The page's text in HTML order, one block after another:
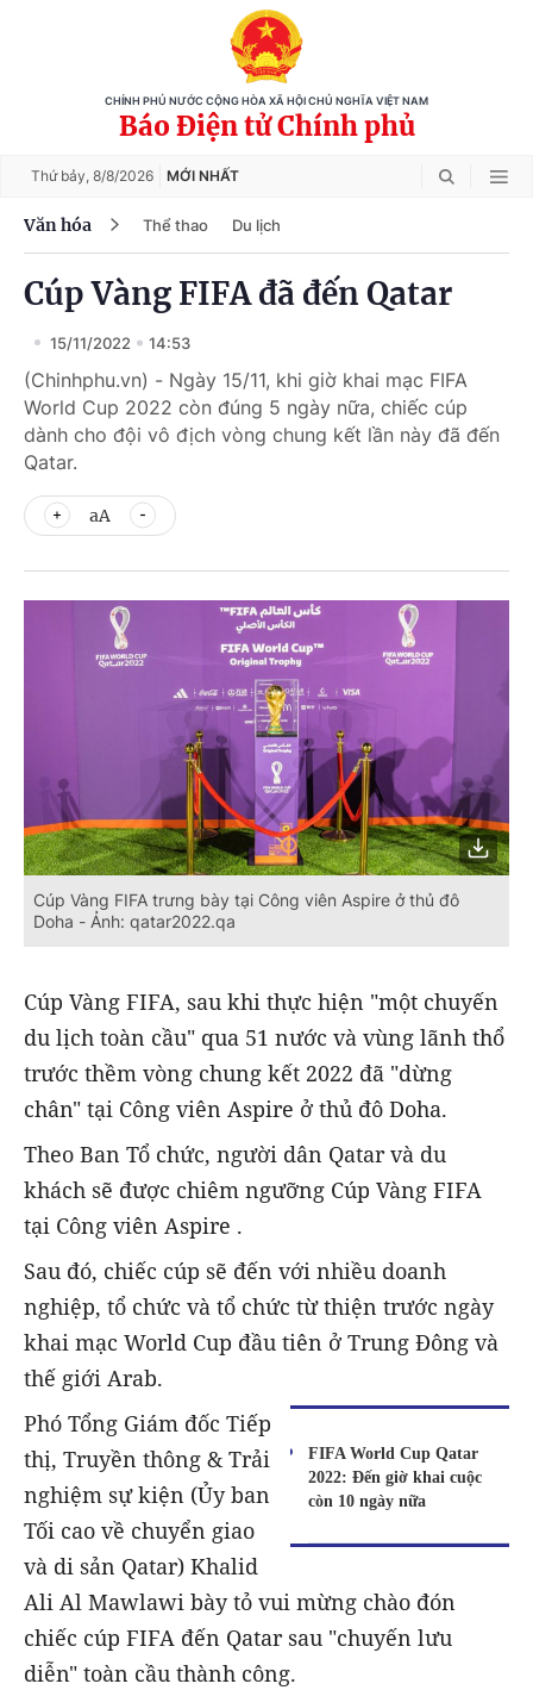
CHÍNH PHỦ NƯỚC CỘNG HÒA XÃ HỘI CHỦ NGHĨA VIỆT NAM
Báo Điện tử Chính phủ
Thứ bảy, 8/8/2026 MỚI NHẤT
Văn hóa Thể thao Du lịch
Cúp Vàng FIFA đã đến Qatar
15/11/2022 14:53
(Chinhphu.vn) - Ngày 15/11, khi giờ khai mạc FIFA
World Cup 2022 còn đúng 5 ngày nữa, chiếc cúp
dành cho đội vô địch vòng chung kết lần này đã đến
Qatar.
aA
Cúp Vàng FIFA trưng bày tại Công viên Aspire ở thủ đô
Doha - Ảnh: qatar2022.qa
Cúp Vàng FIFA, sau khi thực hiện "một chuyến
du lịch toàn cầu" qua 51 nước và vùng lãnh thổ
trước thềm vòng chung kết 2022 đã "dừng
chân" tại Công viên Aspire ở thủ đô Doha.
Theo Ban Tổ chức, người dân Qatar và du
khách sẽ được chiêm ngưỡng Cúp Vàng FIFA
tại Công viên Aspire .
Sau đó, chiếc cúp sẽ đến với nhiều doanh
nghiệp, tổ chức và tổ chức từ thiện trước ngày
khai mạc World Cup đầu tiên ở Trung Đông và
thế giới Arab.
FIFA World Cup Qatar
2022: Đến giờ khai cuộc
còn 10 ngày nữa
Phó Tổng Giám đốc Tiếp
thị, Truyền thông & Trải
nghiệm sự kiện (Ủy ban
Tối cao về chuyển giao
và di sản Qatar) Khalid
Ali Al Mawlawi bày tỏ vui mừng chào đón
chiếc cúp FIFA đến Qatar sau "chuyến lưu
diễn" toàn cầu thành công.